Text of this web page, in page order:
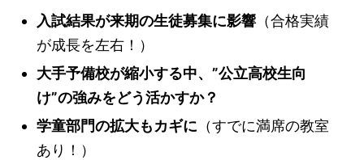
入試結果が来期の生徒募集に影響 （合格実績
が成長を左右！）
大手予備校が縮小する中、”公立高校生向
け”の強みをどう活かすか？
学童部門の拡大もカギに （すでに満席の教室
あり！）